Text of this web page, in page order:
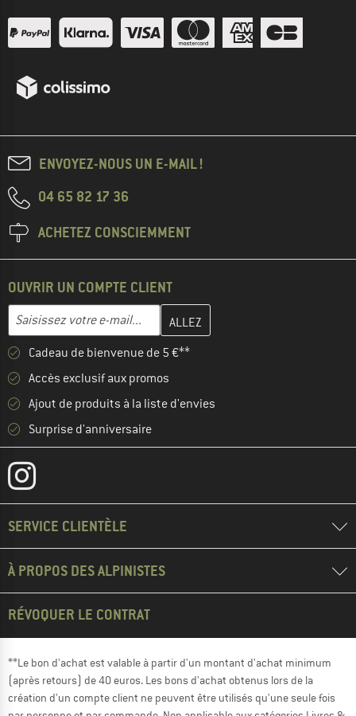
ENVOYEZ-NOUS UN E-MAIL !
04 65 82 17 36
ACHETEZ CONSCIEMMENT
OUVRIR UN COMPTE CLIENT
Adresse e-mail
Entrez votre adresse e-mail ici et créez votre compte client à la
Cadeau de bienvenue de 5 €**
Accès exclusif aux promos
Ajout de produits à la liste d'envies
Surprise d'anniversaire
SERVICE CLIENTÈLE
À PROPOS DES ALPINISTES
RÉVOQUER LE CONTRAT
**Le bon d'achat est valable à partir d'un montant d'achat minimum
(après retours) de 40 euros. Les bons d'achat obtenus lors de la
création d'un compte client ne peuvent être utilisés qu'une seule fois